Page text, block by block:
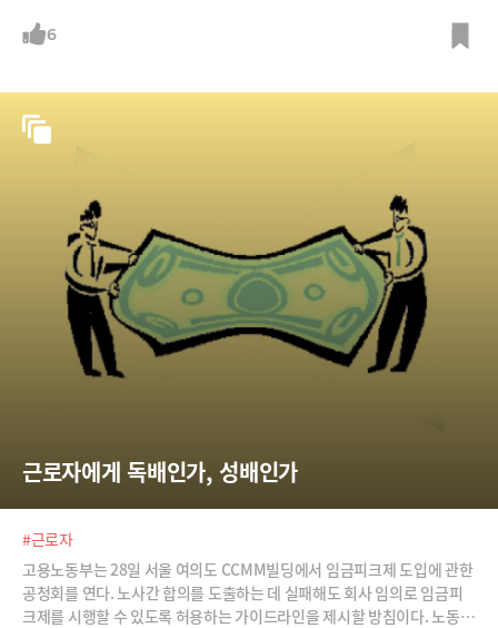
6
근로자에게 독배인가, 성배인가
#근로자
고용노동부는 28일 서울 여의도 CCMM빌딩에서 임금피크제 도입에 관한
공청회를 연다. 노사간 합의를 도출하는 데 실패해도 회사 임의로 임금피
크제를 시행할 수 있도록 허용하는 가이드라인을 제시할 방침이다. 노동계